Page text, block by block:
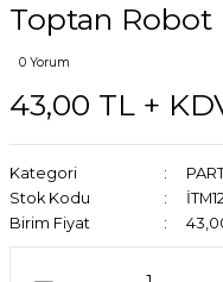
Toptan Robot
0 Yorum
43,00 TL +
Kategori
Stok Kodu
Birim Fiyat